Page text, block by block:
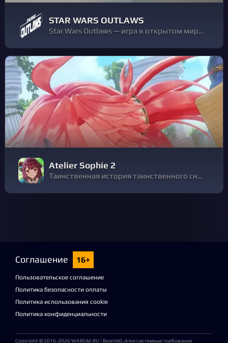
STAR WARS OUTLAWS
Star Wars Outlaws — игра в открытом мире с возможностью свободного перемещения между разными планетами на космическом корабле Trailblazer. В космосе Кэй предстоит не только перемещаться от одной звёздной системы к другой, используя гиперпространство, но и сражаться с силами Империи.
Atelier Sophie 2
Таинственная история таинственного сна... Это история о приключениях алхимика Софи (Sophie) после того, как она покинула свой родной город Кирхен Белл (Kirchen Bell).
Соглашение 16+
Пользовательское соглашение
Политика безопасности оплаты
Политика использования cookie
Политика конфиденциальности
Copyright © 2016-2026 WARGM.RU | BeamNG.drive системные требования